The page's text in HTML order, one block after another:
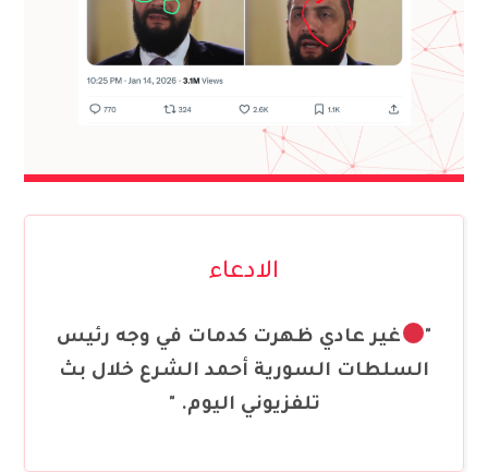
الادعاء
"
غير عادي ظهرت كدمات في وجه رئيس
السلطات السورية أحمد الشرع خلال بث
تلفزيوني اليوم. "